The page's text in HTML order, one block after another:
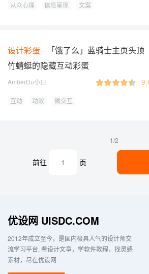
从众心理 信息呈现 文案
设计彩蛋
「饿了么」蓝骑士主页头顶
竹蜻蜓的隐藏互动彩蛋
AmberDu小白
互动 动效 微交互
1/2
前往 页
优设网 UISDC.COM
2012年成立至今，是国内极具人气的设计师交
流学习平台 看设计文章，学软件教程，找灵感
素材，尽在优设网